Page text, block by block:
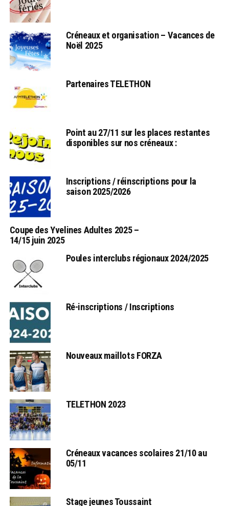
Créneaux et organisation – Vacances de
Noël 2025
Partenaires TELETHON
Point au 27/11 sur les places restantes
disponibles sur nos créneaux :
Inscriptions / réinscriptions pour la
saison 2025/2026
Coupe des Yvelines Adultes 2025 –
14/15 juin 2025
Poules interclubs régionaux 2024/2025
Ré-inscriptions / Inscriptions
Nouveaux maillots FORZA
TELETHON 2023
Créneaux vacances scolaires 21/10 au
05/11
Stage jeunes Toussaint